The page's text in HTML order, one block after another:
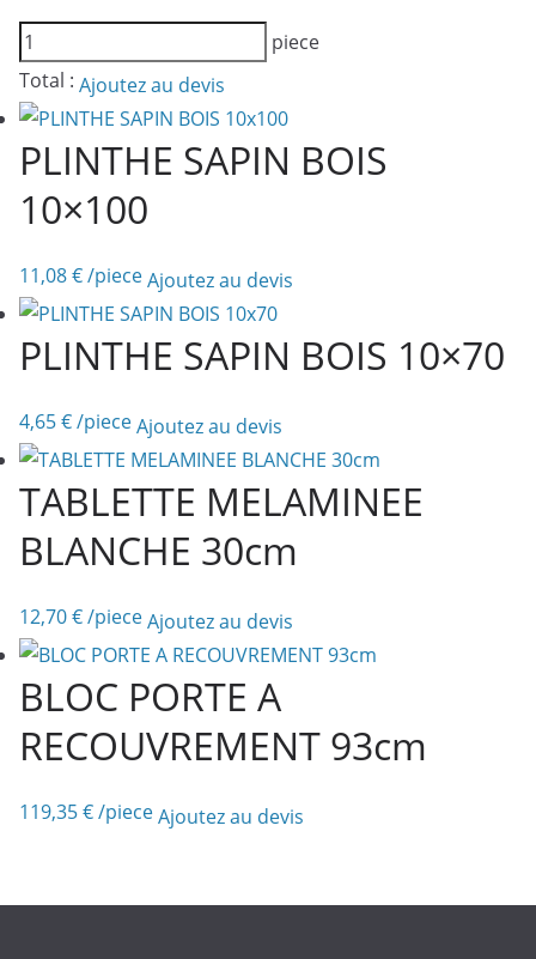
quantité
de
BLOC
A
RECOUVREMENT
piece
Total : Ajoutez au devis
PLINTHE SAPIN BOIS
10×100
11,08€/pieceAjoutez au devis
PLINTHE SAPIN BOIS 10×70
4,65€/pieceAjoutez au devis
TABLETTE MELAMINEE
BLANCHE 30cm
12,70€/pieceAjoutez au devis
BLOC PORTE A
RECOUVREMENT 93cm
119,35€/pieceAjoutez au devis